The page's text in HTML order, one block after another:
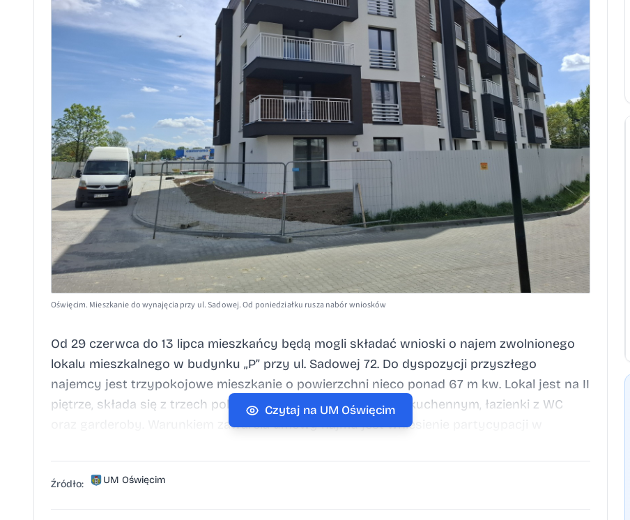
Oświęcim. Mieszkanie do wynajęcia przy ul. Sadowej. Od poniedziałku rusza nabór wniosków
Od 29 czerwca do 13 lipca mieszkańcy będą mogli składać wnioski o najem zwolnionego
lokalu mieszkalnego w budynku „P” przy ul. Sadowej 72. Do dyspozycji przyszłego
najemcy jest trzypokojowe mieszkanie o powierzchni nieco ponad 67 m kw. Lokal jest na II
piętrze, składa się z trzech pokoi, w tym jednego z aneksem kuchennym, łazienki z WC
oraz garderoby. Warunkiem zawarcia umowy najmu jest wniesienie partycypacji w
formalnych. Nabór prowadzi miasto Oświęcim we współpracy z Oświęcimskim
Towarzystwem Budownictwa Społecznego. deklaracja_o_wysokosci_dochodow
Obowiązek informacyjny_Sadowa P_nabor uzupelniajacy Ogloszenie nabor
Czytaj na UM Oświęcim
Źródło: UM Oświęcim